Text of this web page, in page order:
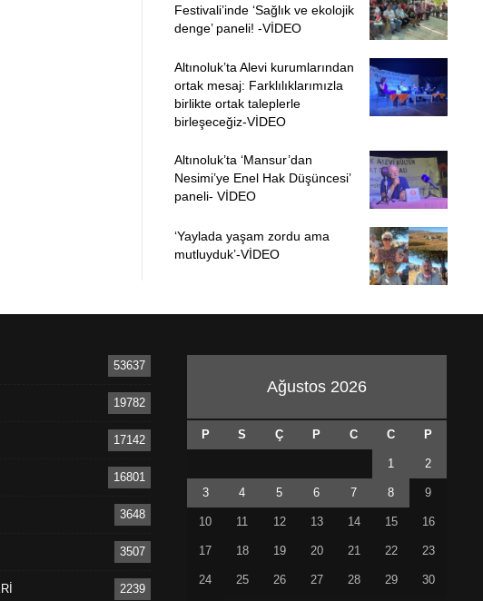
Festivali’inde ‘Sağlık ve ekolojik
denge’ paneli! -VİDEO
Altınoluk’ta Alevi kurumlarından
ortak mesaj: Farklılıklarımızla
birlikte ortak taleplerle
birleşeceğiz-VİDEO
Altınoluk’ta ‘Mansur’dan
Nesimi’ye Enel Hak Düşüncesi’
paneli- VİDEO
‘Yaylada yaşam zordu ama
mutluyduk’-VİDEO
53637
19782
17142
16801
3648
3507
2239
Ağustos 2026
P S Ç P C C P
1 2
3 4 5 6 7 8 9
10 11 12 13 14 15 16
17 18 19 20 21 22 23
24 25 26 27 28 29 30